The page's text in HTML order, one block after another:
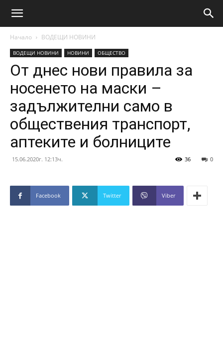
Начало ВОДЕЩИ НОВИНИ
ВОДЕЩИ НОВИНИ НОВИНИ ОБЩЕСТВО
От днес нови правила за
носенето на маски –
задължителни само в
обществения транспорт,
аптеките и болниците
15.06.2020г. 12:13ч. 0
36
Facebook Twitter Viber